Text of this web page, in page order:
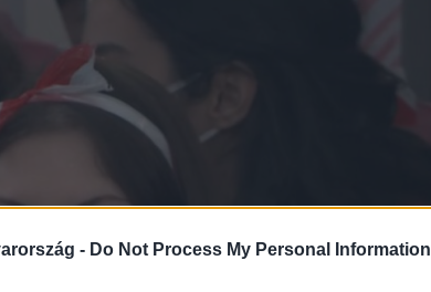
- Do Not Process My Personal Information